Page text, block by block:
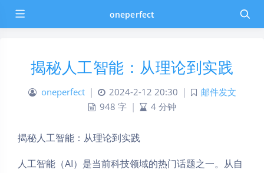
oneperfect
揭秘人工智能：从理论到实践
oneperfect | 2024-2-12 20:30 |
邮件发文
948 字 | 4 分钟
揭秘人工智能：从理论到实践
人工智能（AI）是当前科技领域的热门话题之一。从自